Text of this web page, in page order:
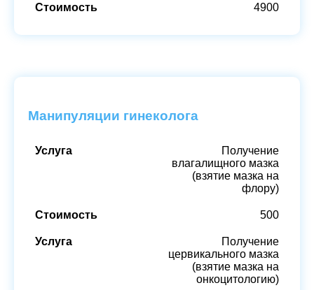
4900
Манипуляции гинеколога
Получение
влагалищного мазка
(взятие мазка на
флору)
500
Получение
цервикального мазка
(взятие мазка на
онкоцитологию)